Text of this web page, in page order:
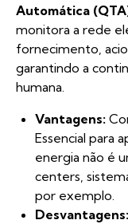
Automática
monitora a rede
fornecimento,
garantindo a
humana.
Vantagens:
Essencial para
energia não é
centers,
por exemplo.
Desvantagens: